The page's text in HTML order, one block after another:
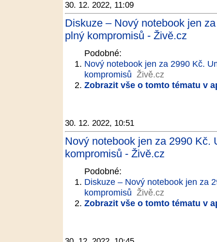
30. 12. 2022, 11:09
Diskuze – Nový notebook jen
plný kompromisů - Živě.cz
Podobné:
Nový notebook jen za 2990 Kč.
kompromisů Živě.cz
Zobrazit vše o tomto tématu v
30. 12. 2022, 10:51
Nový notebook jen za 2990 Kč.
kompromisů - Živě.cz
Podobné:
Diskuze – Nový notebook jen za
kompromisů Živě.cz
Zobrazit vše o tomto tématu v